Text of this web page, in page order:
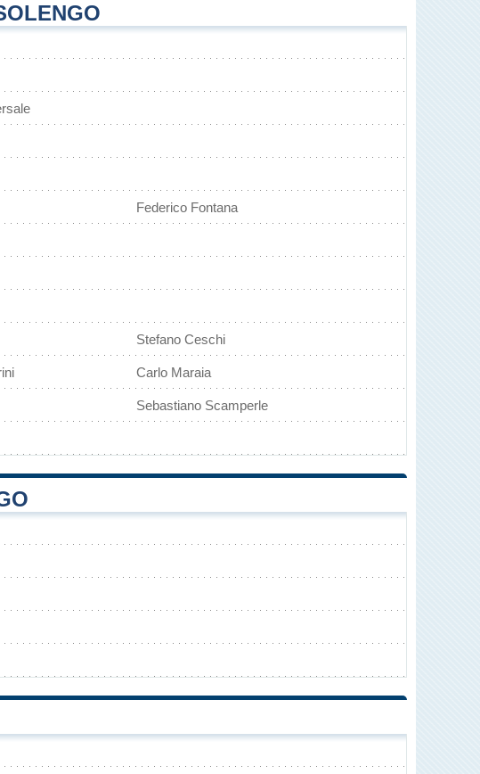
Federico Fontana
Stefano Ceschi
Carlo Maraia
Sebastiano Scamperle